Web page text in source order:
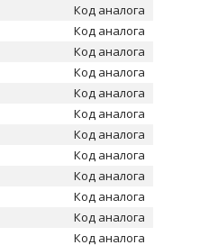
Код аналога
Код аналога
Код аналога
Код аналога
Код аналога
Код аналога
Код аналога
Код аналога
Код аналога
Код аналога
Код аналога
Код аналога